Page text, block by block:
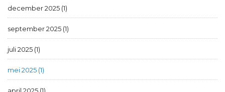
december 2025 (1)
september 2025 (1)
juli 2025 (1)
mei 2025 (1)